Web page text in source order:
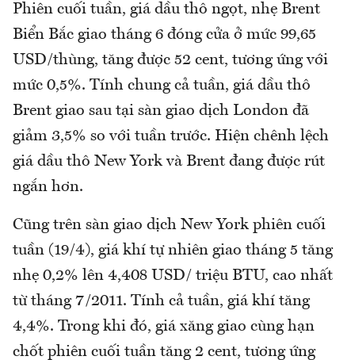
Phiên cuối tuần, giá dầu thô ngọt, nhẹ Brent
Biển Bắc giao tháng 6 đóng cửa ở mức 99,65
USD/thùng, tăng được 52 cent, tương ứng với
mức 0,5%. Tính chung cả tuần, giá dầu thô
Brent giao sau tại sàn giao dịch London đã
giảm 3,5% so với tuần trước. Hiện chênh lệch
giá dầu thô New York và Brent đang được rút
ngắn hơn.
Cũng trên sàn giao dịch New York phiên cuối
tuần (19/4), giá khí tự nhiên giao tháng 5 tăng
nhẹ 0,2% lên 4,408 USD/ triệu BTU, cao nhất
từ tháng 7/2011. Tính cả tuần, giá khí tăng
4,4%. Trong khi đó, giá xăng giao cùng hạn
chốt phiên cuối tuần tăng 2 cent, tương ứng